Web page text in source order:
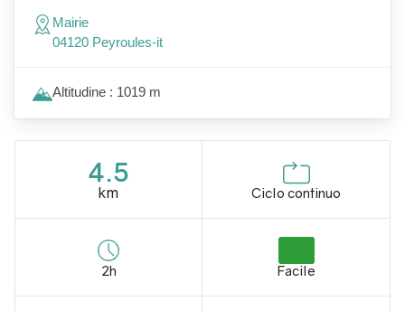
4.5
km Ciclo continuo
2h Facile
Mairie
04120 Peyroules-it
Altitudine : 1019 m